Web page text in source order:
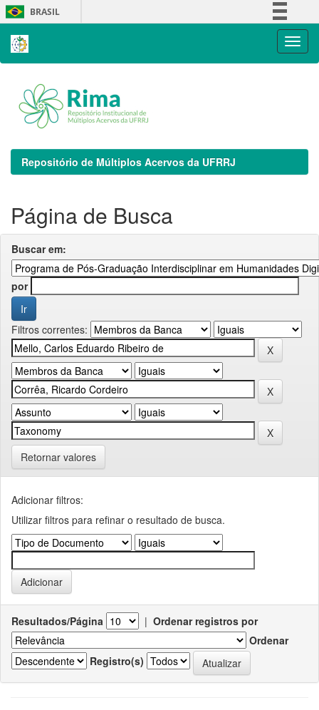
Skip
navigation
BRASIL
Repositório de Múltiplos Acervos da UFRRJ
Página de Busca
Buscar em:
por
Filtros correntes:
Retornar valores
Adicionar filtros:
Utilizar filtros para refinar o resultado de busca.
Resultados/Página | Ordenar registros por
Ordenar
Registro(s)